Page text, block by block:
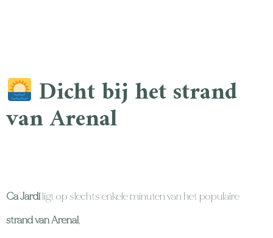
Dicht bij het strand
van Arenal
Ca Jardíligt op slechts enkele minuten van het populaire
strand van Arenal,